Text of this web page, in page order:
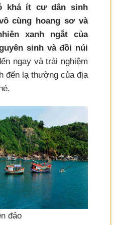
khá ít cư dân sinh
cùng hoang sơ và
xanh ngắt của
sinh và đồi núi
ngay và trải nghiệm
đến lạ thường của địa
đảo